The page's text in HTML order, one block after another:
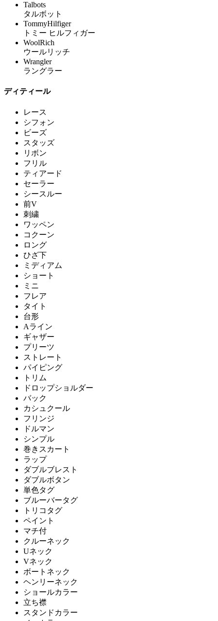
Talbots
タルボット
TommyHilfiger
トミー ヒルフィガー
WoolRich
ウールリッチ
Wrangler
ラングラー
ディティール
レース
シフォン
ビーズ
スタッズ
リボン
フリル
ティアード
セーラー
シースルー
前V
刺繍
ワッペン
コクーン
ロング
ひざ下
ミディアム
ショート
ミニ
フレア
タイト
台形
Aライン
ギャザー
プリーツ
ストレート
パイピング
トリム
ドロップショルダー
バック
カシュクール
フリンジ
ドルマン
シンプル
巻きスカート
ラップ
ダブルブレスト
ダブルボタン
単色タグ
ブルーバータグ
トリコタグ
ペイント
マチ付
クルーネック
Uネック
Vネック
ボートネック
ヘンリーネック
ショールカラー
立ち襟
スタンドカラー